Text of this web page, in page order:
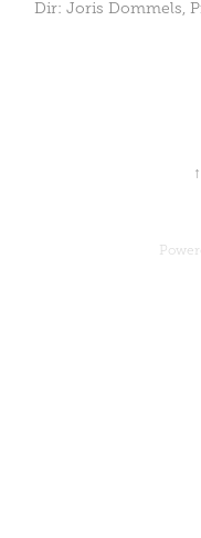
Dir: Joris Dommels,
↑